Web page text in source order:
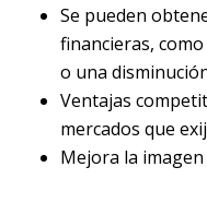
Se pueden
financieras,
o una
Ventajas
mercados que
Mejora la